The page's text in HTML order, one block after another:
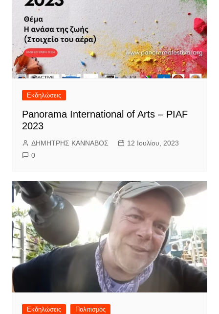
Εκδηλώσεις
Panorama International of Arts – PIAF
2023
ΔΗΜΗΤΡΗΣ ΚΑΝΝΑΒΟΣ
12 Ιουλίου, 2023
0
Εκδηλώσεις Πολιτισμός